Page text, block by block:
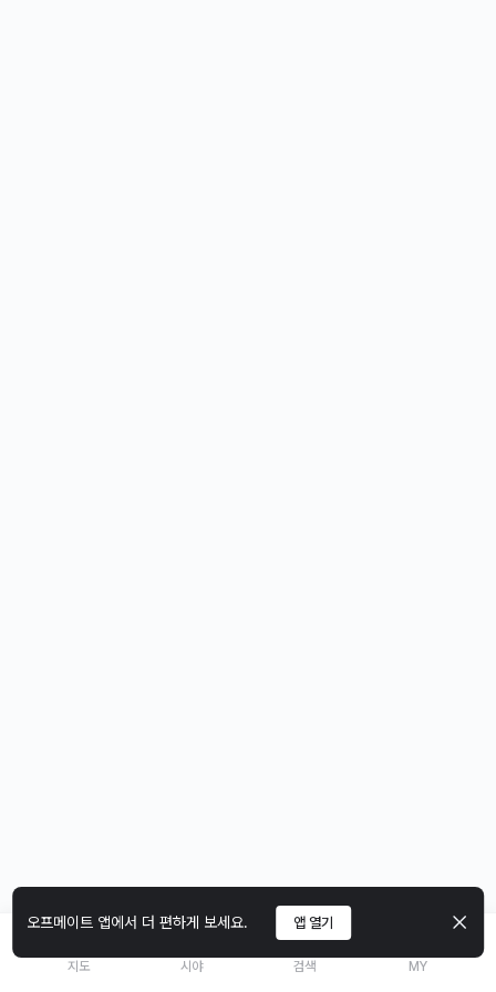
오프메이트 앱에서 더 편하게 보세요. 앱 열기
지도 시야 검색 MY